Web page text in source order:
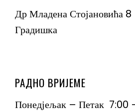
Др Младена Стојановића 8
Градишка
РАДНО ВРИЈЕМЕ
Понедјељак – Петак 7:00